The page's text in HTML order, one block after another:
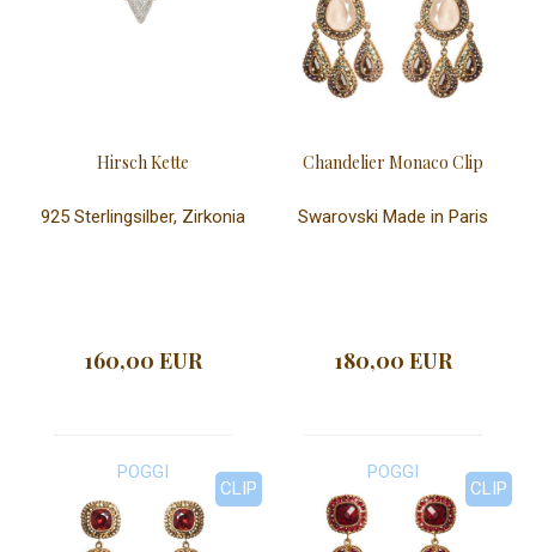
Hirsch Kette
925 Sterlingsilber, Zirkonia
160,00 EUR
Chandelier Monaco Clip
Swarovski Made in Paris
180,00 EUR
CLIP
POGGI
CLIP
POGGI